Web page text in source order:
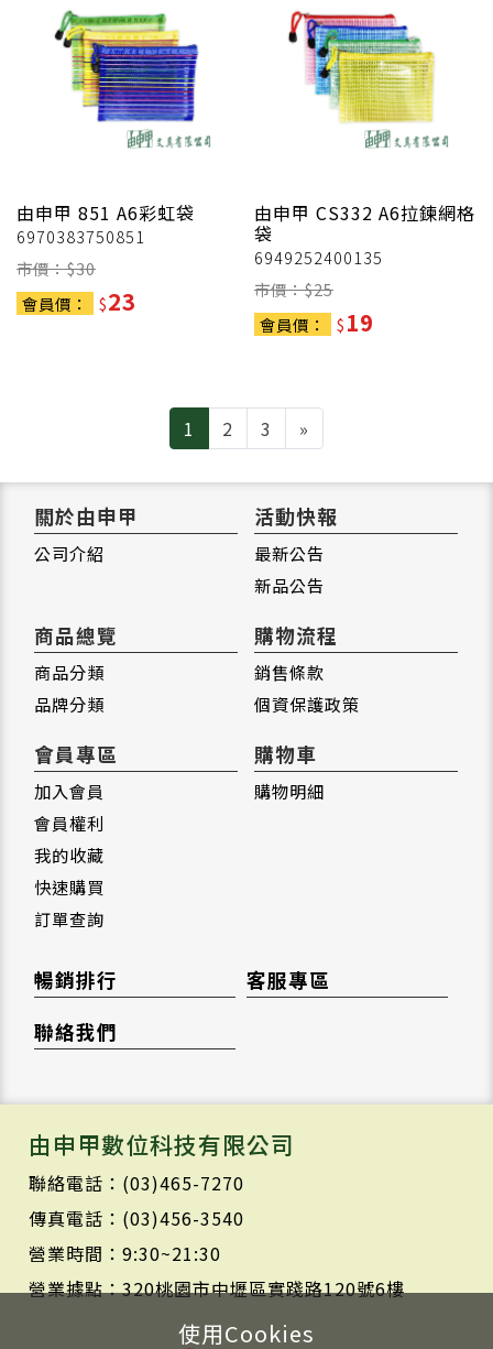
由申甲 851 A6彩虹袋
6970383750851
市價：$30
會員價：
$23
由申甲 CS332 A6拉鍊網格
袋
6949252400135
市價：$25
會員價：
$19
1 2 3 »
關於由申甲
公司介紹
活動快報
最新公告
新品公告
商品總覽
商品分類
品牌分類
購物流程
銷售條款
個資保護政策
會員專區
加入會員
會員權利
我的收藏
快速購買
訂單查詢
購物車
購物明細
暢銷排行
客服專區
聯絡我們
由申甲數位科技有限公司
聯絡電話：(03)465-7270
傳真電話：(03)456-3540
營業時間：9:30~21:30
營業據點：320桃園市中壢區實踐路120號6樓
使用Cookies